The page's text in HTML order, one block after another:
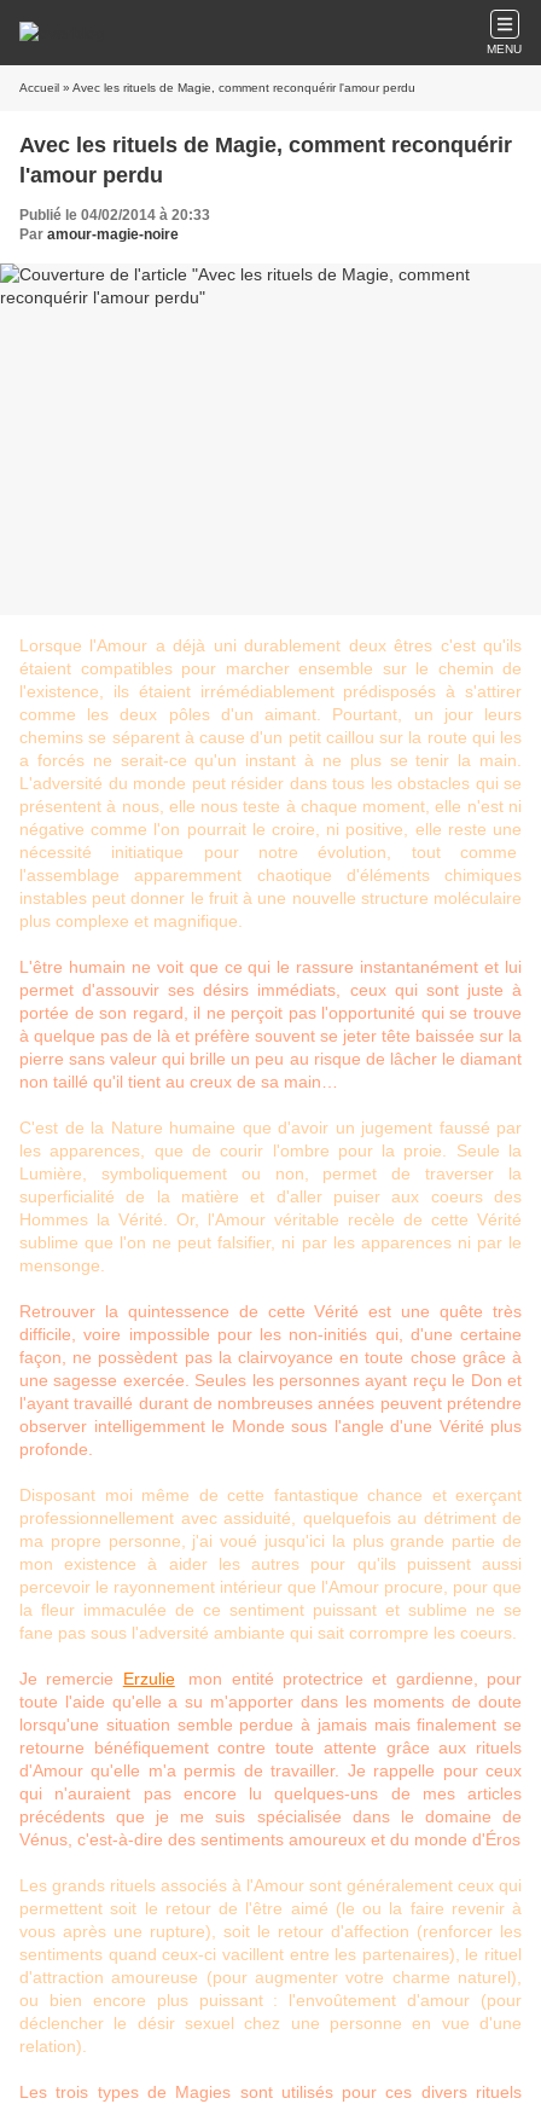
MENU
Accueil » Avec les rituels de Magie, comment reconquérir l'amour perdu
Avec les rituels de Magie, comment reconquérir
l'amour perdu
Publié le 04/02/2014 à 20:33
Par amour-magie-noire
Lorsque l'Amour a déjà uni durablement deux êtres c'est qu'ils
étaient compatibles pour marcher ensemble sur le chemin de
l'existence, ils étaient irrémédiablement prédisposés à s'attirer
comme les deux pôles d'un aimant. Pourtant, un jour leurs
chemins se séparent à cause d'un petit caillou sur la route qui les
a forcés ne serait-ce qu'un instant à ne plus se tenir la main.
L'adversité du monde peut résider dans tous les obstacles qui se
présentent à nous, elle nous teste à chaque moment, elle n'est ni
négative comme l'on pourrait le croire, ni positive, elle reste une
nécessité initiatique pour notre évolution, tout comme
l'assemblage apparemment chaotique d'éléments chimiques
instables peut donner le fruit à une nouvelle structure moléculaire
plus complexe et magnifique.
L'être humain ne voit que ce qui le rassure instantanément et lui
permet d'assouvir ses désirs immédiats, ceux qui sont juste à
portée de son regard, il ne perçoit pas l'opportunité qui se trouve
à quelque pas de là et préfère souvent se jeter tête baissée sur la
pierre sans valeur qui brille un peu au risque de lâcher le diamant
non taillé qu'il tient au creux de sa main…
C'est de la Nature humaine que d'avoir un jugement faussé par
les apparences, que de courir l'ombre pour la proie. Seule la
Lumière, symboliquement ou non, permet de traverser la
superficialité de la matière et d'aller puiser aux coeurs des
Hommes la Vérité. Or, l'Amour véritable recèle de cette Vérité
sublime que l'on ne peut falsifier, ni par les apparences ni par le
mensonge.
Retrouver la quintessence de cette Vérité est une quête très
difficile, voire impossible pour les non-initiés qui, d'une certaine
façon, ne possèdent pas la clairvoyance en toute chose grâce à
une sagesse exercée. Seules les personnes ayant reçu le Don et
l'ayant travaillé durant de nombreuses années peuvent prétendre
observer intelligemment le Monde sous l'angle d'une Vérité plus
profonde.
Disposant moi même de cette fantastique chance et exerçant
professionnellement avec assiduité, quelquefois au détriment de
ma propre personne, j'ai voué jusqu'ici la plus grande partie de
mon existence à aider les autres pour qu'ils puissent aussi
percevoir le rayonnement intérieur que l'Amour procure, pour que
la fleur immaculée de ce sentiment puissant et sublime ne se
fane pas sous l'adversité ambiante qui sait corrompre les coeurs.
Je remercie Erzulie,
mon entité protectrice et gardienne, pour
toute l'aide qu'elle a su m'apporter dans les moments de doute
lorsqu'une situation semble perdue à jamais mais finalement se
retourne bénéfiquement contre toute attente grâce aux rituels
d'Amour qu'elle m'a permis de travailler. Je rappelle pour ceux
qui n'auraient pas encore lu quelques-uns de mes articles
précédents que je me suis spécialisée dans le domaine de
Vénus, c'est-à-dire des sentiments amoureux et du monde d'Éros
Les grands rituels associés à l'Amour sont généralement ceux qui
permettent soit le retour de l'être aimé (le ou la faire revenir à
vous après une rupture), soit le retour d'affection (renforcer les
sentiments quand ceux-ci vacillent entre les partenaires), le rituel
d'attraction amoureuse (pour augmenter votre charme naturel),
ou bien encore plus puissant : l'envoûtement d'amour (pour
déclencher le désir sexuel chez une personne en vue d'une
relation).
Les trois types de Magies sont utilisés pour ces divers rituels